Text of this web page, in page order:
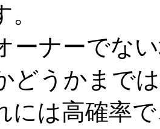
ーナーでな
どうかまで
には高確率